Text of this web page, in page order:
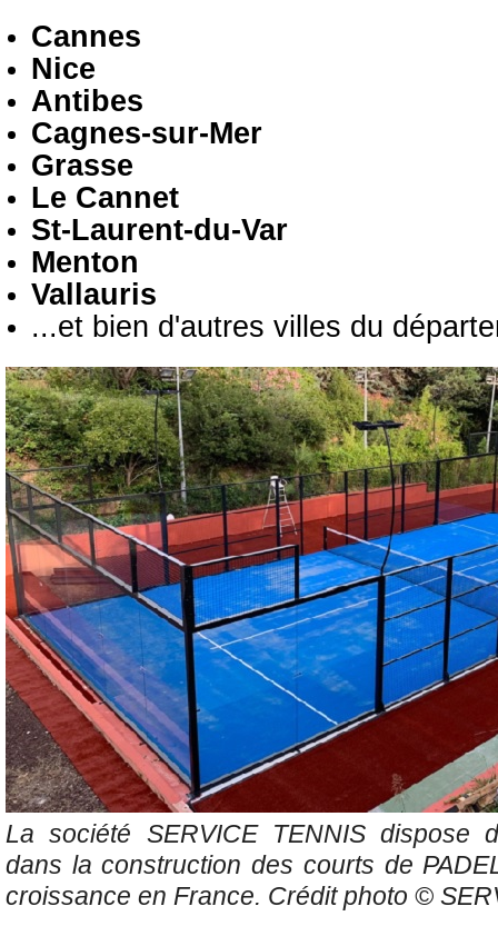
Cannes
Nice
Antibes
Cagnes-sur-Mer
Grasse
Le Cannet
St-Laurent-du-Var
Menton
Vallauris
...et bien d'autres villes du
La société SERVICE TENNIS dispose
dans la construction des courts de
croissance en France. Crédit photo ©